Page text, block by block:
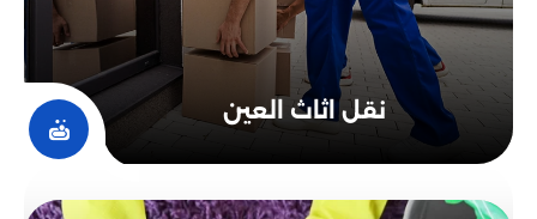
نقل اثاث العين